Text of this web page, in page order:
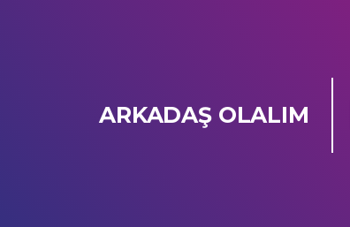
ARKADAŞ OLALIM